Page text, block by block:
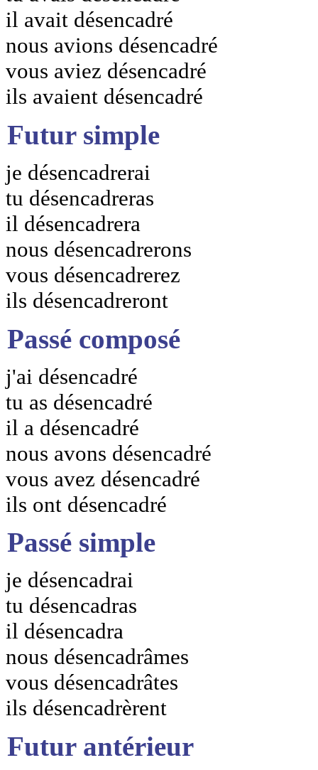
il avait désencadré
nous avions désencadré
vous aviez désencadré
ils avaient désencadré
Futur simple
je désencadrerai
tu désencadreras
il désencadrera
nous désencadrerons
vous désencadrerez
ils désencadreront
Passé composé
j'ai désencadré
tu as désencadré
il a désencadré
nous avons désencadré
vous avez désencadré
ils ont désencadré
Passé simple
je désencadrai
tu désencadras
il désencadra
nous désencadrâmes
vous désencadrâtes
ils désencadrèrent
Futur antérieur